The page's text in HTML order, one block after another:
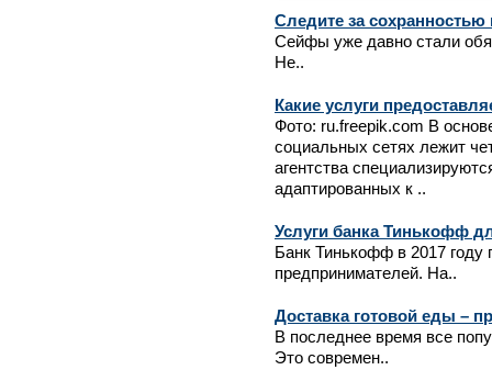
Следите за
Сейфы уже давно стали
Не..
Какие услуги
Фото: ru.freepik.com В
социальных сетях лежит
агентства
адаптированных к ..
Услуги банка Тинькофф
Банк Тинькофф в 2017 году
предпринимателей. На..
Доставка готовой еды –
В последнее время все
Это современ..